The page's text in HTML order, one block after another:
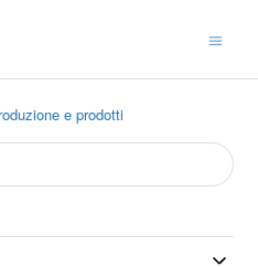
e prodotti